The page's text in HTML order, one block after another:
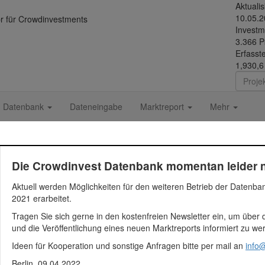
für Crowdinvestments
3.366
Datenbank Dateneingabe Marktreport Mehr
an der Ruhr
Die Crowdinvest Datenbank momentan leider
Aktuell werden Möglichkeiten für den weiteren Betrieb der
2021 erarbeitet.
Tragen Sie sich gerne in den kostenfreien Newsletter ein, um
und die Veröffentlichung eines neuen Marktreports informiert zu
Ideen für Kooperation und sonstige Anfragen bitte per mail an